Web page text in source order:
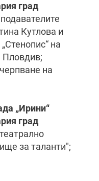
град
Кутлова и
на
Пловдив;
на
„Ирини“
град
за таланти";